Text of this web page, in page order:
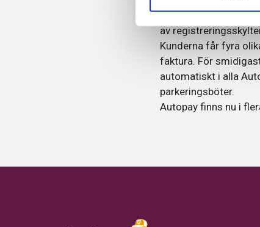
Systemet som är det
av
Kunderna får fyra
faktura. För
automatiskt i alla
parkeringsböter.
Autopay finns nu i